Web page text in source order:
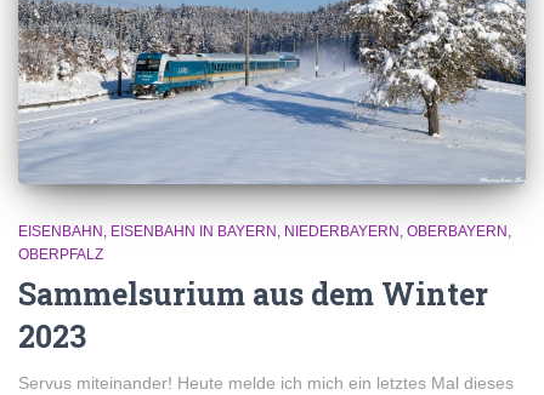
EISENBAHN EISENBAHN IN BAYERN NIEDERBAYERN OBERBAYERN
OBERPFALZ
Sammelsurium aus dem Winter
2023
Servus miteinander! Heute melde ich mich ein letztes Mal dieses